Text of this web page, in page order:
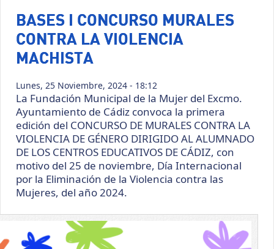
BASES I CONCURSO MURALES
CONTRA LA VIOLENCIA
MACHISTA
Lunes, 25 Noviembre, 2024 - 18:12
La Fundación Municipal de la Mujer del Excmo.
Ayuntamiento de Cádiz convoca la primera
edición del CONCURSO DE MURALES CONTRA LA
VIOLENCIA DE GÉNERO DIRIGIDO AL ALUMNADO
DE LOS CENTROS EDUCATIVOS DE CÁDIZ, con
motivo del 25 de noviembre, Día Internacional
por la Eliminación de la Violencia contra las
Mujeres, del año 2024.